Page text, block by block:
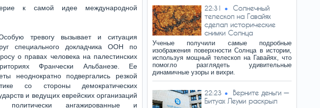
к самой идее международной
тревогу вызывает и ситуация
специального докладчика ООН по
о правах человека на палестинских
Франчески Альбанезе. Ее
неоднократно подвергались резкой
со стороны демократических
и ведущих еврейских организаций
политически ангажированные и
22:31
Солнечный
телескоп на Гавайях
сделал исторические
снимки Солнца
Ученые получили самые подробные
изображения поверхности Солнца в истории,
используя мощный телескоп на Гавайях, что
помогло разглядеть удивительные
динамичные узоры и вихри.
22:23
Верните деньги —
Битуах Леуми раскрыл